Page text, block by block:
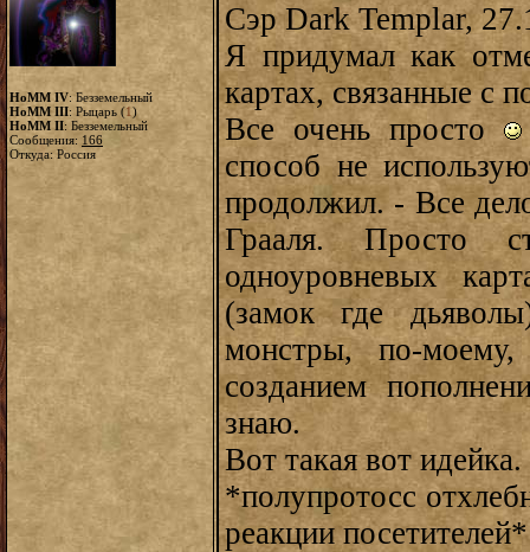
HoMM IV: Безземельный
HoMM III: Рыцарь (1)
HoMM II: Безземельный
Сообщения: 166
Откуда: Россия
Сэр Dark Templar,
Я придумал как
картах, связанные с
Все очень просто
способ не
продолжил. - Все
Грааля. Просто
одноуровневых
(замок где
монстры, по-
созданием
знаю.
Вот такая вот идейка.
*полупротосс
реакции посетителей*